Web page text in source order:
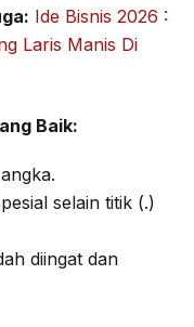
Ide Bisnis 2026 :
Laris Manis Di
Baik:
selain titik (.)
diingat dan